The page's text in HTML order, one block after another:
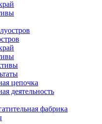
цепочка
деятельность
фабрика